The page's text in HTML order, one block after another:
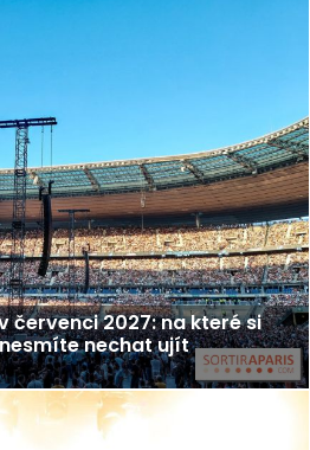
červenci 2027: na které si
nechat ujít